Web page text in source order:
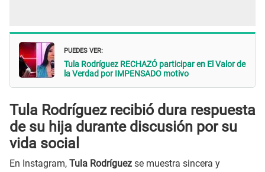
PUEDES VER:
Tula Rodríguez RECHAZÓ participar en El Valor de
la Verdad por IMPENSADO motivo
Tula Rodríguez recibió dura respuesta
de su hija durante discusión por su
vida social
En Instagram, Tula Rodríguez se muestra sincera y